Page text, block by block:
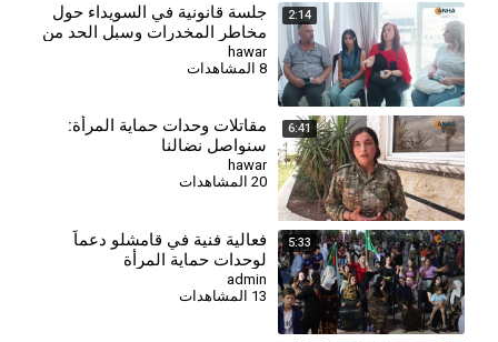
2:14
جلسة قانونية في السويداء حول
مخاطر المخدرات وسبل الحد من
انتشارها
hawar
8 المشاهدات
6:41
مقاتلات وحدات حماية المرأة:
سنواصل نضالنا
hawar
20 المشاهدات
5:33
⁣⁣فعالية فنية في قامشلو دعماً
لوحدات حماية المرأة
admin
13 المشاهدات